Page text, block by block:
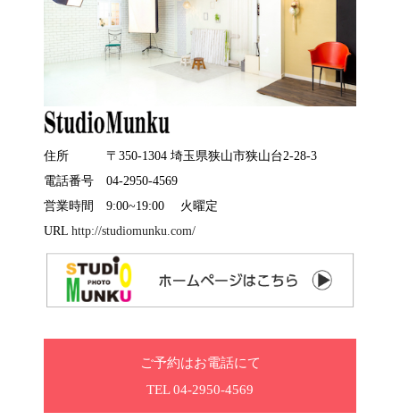
住所 〒350-1304 埼玉県狭山市狭山台2-28-3
電話番号 04-2950-4569
営業時間 9:00~19:00 火曜定
URLhttp://studiomunku.com/
ご予約はお電話にて
TEL 04-2950-4569